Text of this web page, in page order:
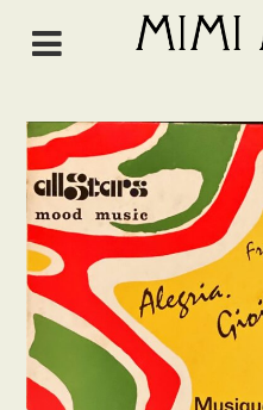
NEWS
ABOUT
ALL ITEMS
MUSIC
Chanson de jazz